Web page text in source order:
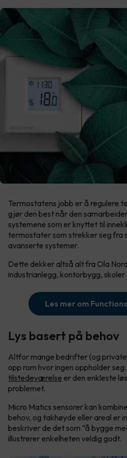
Termostatens jobb er å regulere
gjør den best når den
systemene som er knyttet til
termostater som strekker seg fra
avanserte systemer.
Dette dekker altså alt fra Ola
industrianlegg, kontorbygg, skoler
Les mer om
Lys basert på behov
Altfor mange bedrifter (og
opp rom hvor ingen oppholder seg.
tilstedeværelse er den enkleste
problemet.
Micro Matics sensorer kan
behov, og takhøyde eller areal er
beskriver de det som “å bygge
illustrerer enkelheten veldig godt.